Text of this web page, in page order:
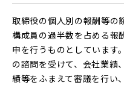
取締役の個人別の報酬等の
構成員の過半数を占める報
申を行うものとしています
の諮問を受けて、会社業績
績等をふまえて審議を行い